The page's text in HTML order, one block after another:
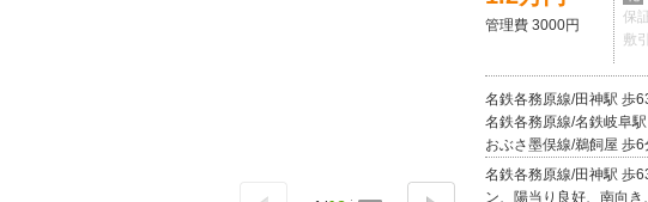
管理費 3000円
保
敷
名鉄各務原線/田神駅 歩
名鉄各務原線/名鉄岐阜
おぶさ墨俣線/鵜飼屋 歩6
名鉄各務原線/田神駅 歩
ン、陽当り良好、南向